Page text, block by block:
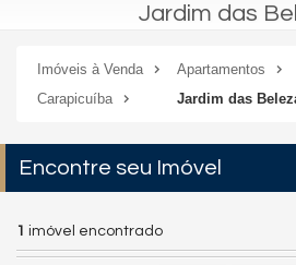
Jardim das
Imóveis à Venda Apartamentos
Carapicuíba
Jardim das
Encontre seu Imóvel
1 imóvel encontrado